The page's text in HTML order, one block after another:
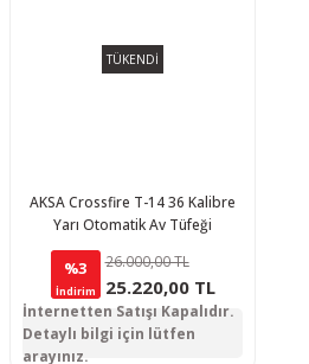
TÜKENDİ
AKSA Crossfire T-14 36 Kalibre
Yarı Otomatik Av Tüfeği
%3
İndirim
26.000,00 TL
25.220,00 TL
İnternetten Satışı Kapalıdır.
Detaylı bilgi için lütfen
arayınız.